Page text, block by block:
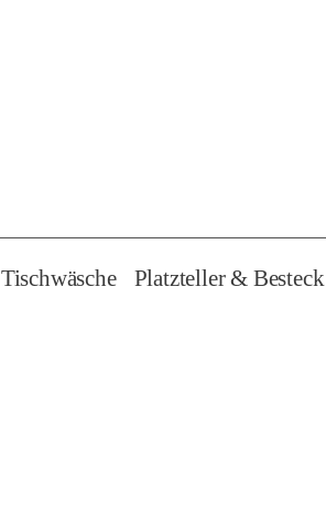
Tischwäsche Platzteller & Besteck